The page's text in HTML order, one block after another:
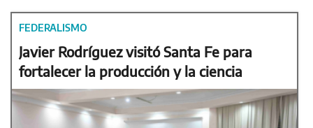
FEDERALISMO
Javier Rodríguez visitó Santa Fe para
fortalecer la producción y la ciencia